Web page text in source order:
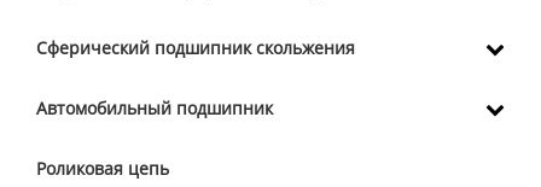
Сферический подшипник скольжения
Автомобильный подшипник
Роликовая цепь